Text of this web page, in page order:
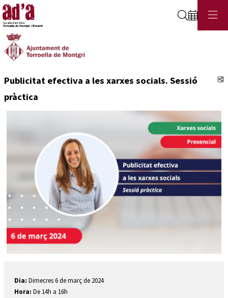
Cerca
Publicitat efectiva a les xarxes socials. Sessió
pràctica
Dia: Dimecres 6 de març de 2024
Hora: De 14h a 16h